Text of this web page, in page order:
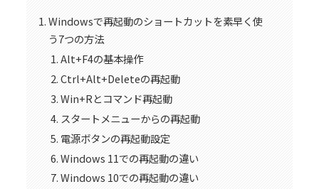
Windowsで再起動のショートカットを素早く使
う7つの方法
Alt+F4の基本操作
Ctrl+Alt+Deleteの再起動
Win+Rとコマンド再起動
スタートメニューからの再起動
電源ボタンの再起動設定
Windows 11での再起動の違い
Windows 10での再起動の違い